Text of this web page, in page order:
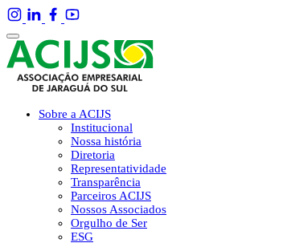
Sobre a ACIJS
Institucional
Nossa história
Diretoria
Representatividade
Transparência
Parceiros ACIJS
Nossos Associados
Orgulho de Ser
ESG